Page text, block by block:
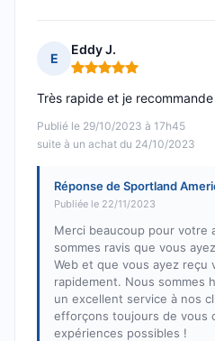
E
Eddy J.
Note : 5 sur 5
Publié le 29/10/2023 à 17h45
suite à un achat du 24/10/2023
Très rapide et je
Réponse de Sportland
Publiée le 22/11/2023
Merci beaucoup pour votre
sommes ravis que vous
Web et que vous ayez reçu
rapidement. Nous sommes
un excellent service à nos
efforçons toujours de vous
expériences possibles !